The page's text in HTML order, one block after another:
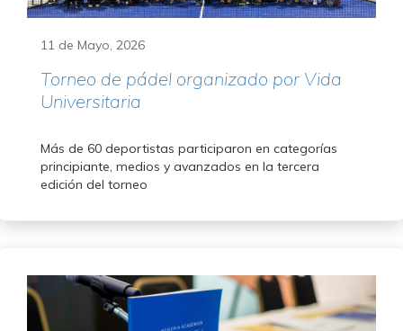
11 de Mayo, 2026
Torneo de pádel organizado por Vida
Universitaria
Más de 60 deportistas participaron en categorías
principiante, medios y avanzados en la tercera
edición del torneo